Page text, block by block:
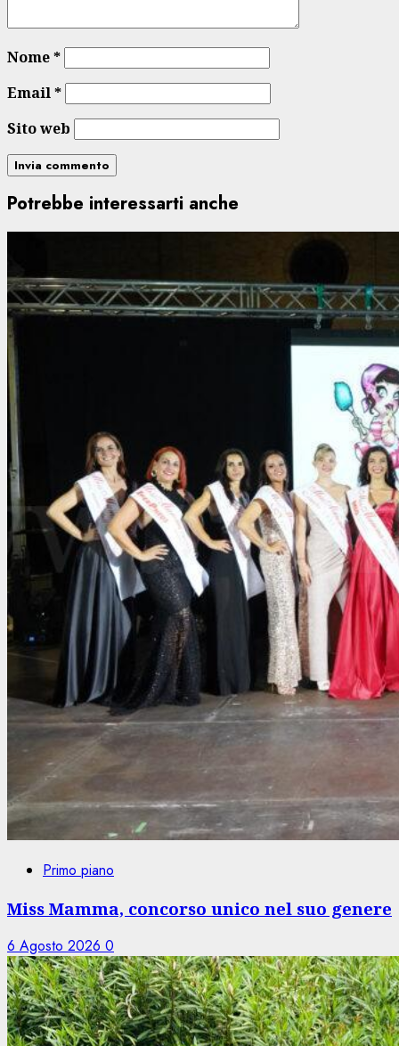
Nome*
Email*
Sito web
Potrebbe interessarti anche
Primo piano
Miss Mamma, concorso unico nel suo genere
6 Agosto 2026 0